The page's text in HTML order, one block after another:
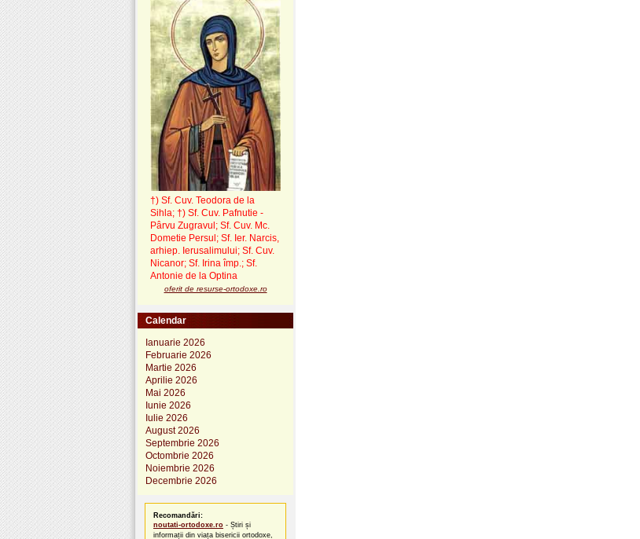
†) Sf. Cuv. Teodora de la
Sihla; †) Sf. Cuv. Pafnutie -
Pârvu Zugravul; Sf. Cuv. Mc.
Dometie Persul; Sf. Ier. Narcis,
arhiep. Ierusalimului; Sf. Cuv.
Nicanor; Sf. Irina împ.; Sf.
Antonie de la Optina
oferit de resurse-ortodoxe.ro
Calendar
Ianuarie 2026
Februarie 2026
Martie 2026
Aprilie 2026
Mai 2026
Iunie 2026
Iulie 2026
August 2026
Septembrie 2026
Octombrie 2026
Noiembrie 2026
Decembrie 2026
Recomandări:
noutati-ortodoxe.ro - Știri și
informații din viața bisericii ortodoxe,